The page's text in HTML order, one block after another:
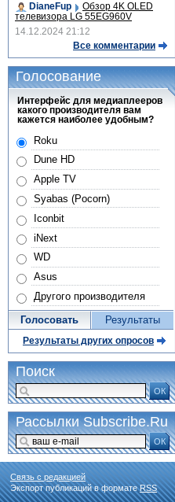
DianeFup
Обзор 4K OLED
телевизора LG 55EG960V
14.12.2024 21:12
Все комментарии
Голосование
Интерфейс для медиаплееров
какого производителя вам
кажется наиболее удобным?
Roku
Dune HD
Apple TV
Syabas (Pocorn)
Iconbit
iNext
WD
Asus
Другого производителя
Голосовать Результаты
Результаты других опросов
Поиск
ОК
Рассылки Subscribe.Ru
ОК
Связь с редакцией
Экспорт публикаций в форматеRSS